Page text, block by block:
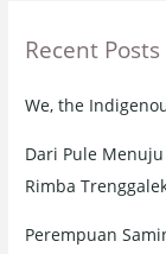
c
f
o
r
Recent Posts
We, the
Dari Pule
Rimba
Perempuan